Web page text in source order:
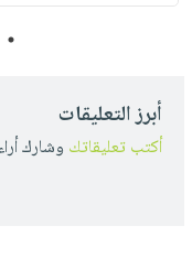
1
أبرز التعليقات
أكتب تعليقاتك وشارك